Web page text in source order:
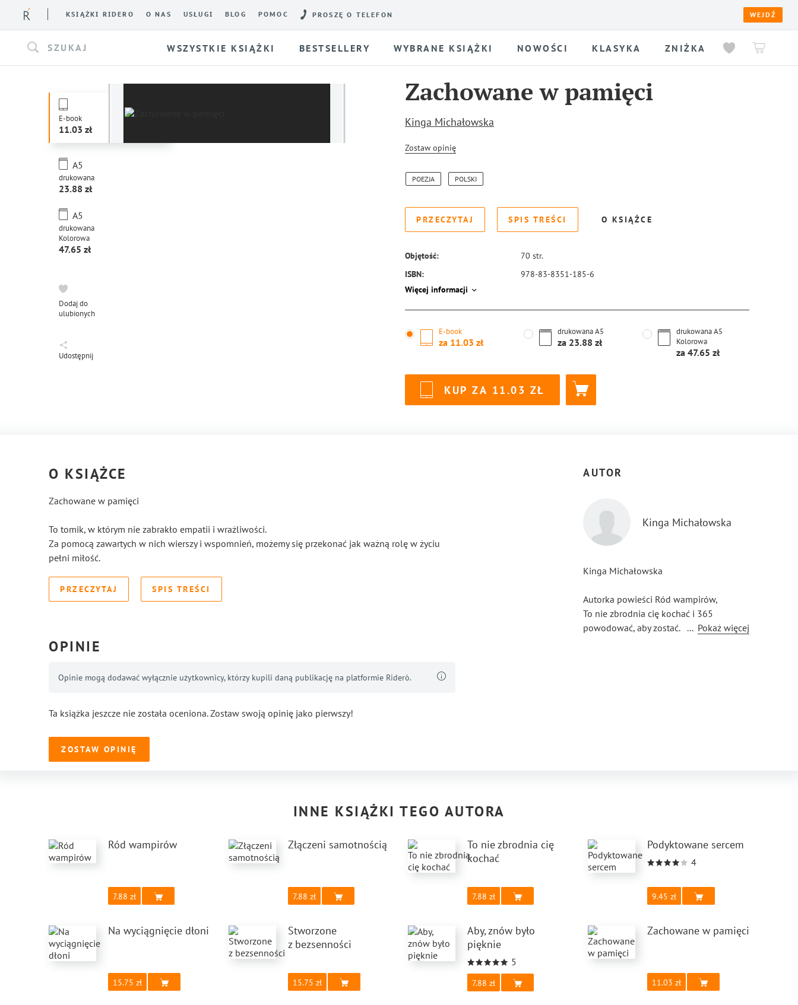
KSIĄŻKI RIDERO O NAS USŁUGI BLOG POMOC PROSZĘ O TELEFON WEJDŹ
SZUKAJ WSZYSTKIE KSIĄŻKI BESTSELLERY WYBRANE KSIĄŻKI NOWOŚCI KLASYKA ZNIŻKA
E-book
11.03
drukowana
A5
23.88
drukowana
A5
Kolorowa
47.65
Dodaj do
ulubionych
Udostępnij
Zachowane w pamięci
Kinga Michałowska
Zostaw opinię
POEZJA POLSKI
PRZECZYTAJ SPIS TREŚCI O KSIĄŻCE
Objętość: 70 str.
ISBN:
978-83-8351-185-6
Więcej informacji
E-book
za 11.03
drukowanaA5
za 23.88
drukowanaA5
Kolorowa
za 47.65
KUP ZA 11.03
O KSIĄŻCE
Zachowane w pamięci
To tomik, w którym nie zabrakło empatii i wrażliwości.
Za pomocą zawartych w nich wierszy i wspomnień, możemy się przekonać jak ważną rolę w życiu
pełni miłość.
PRZECZYTAJ SPIS TREŚCI
OPINIE
Opinie mogą dodawać wyłącznie użytkownicy, którzy kupili daną publikację na platformie Riderò.
Ta książka jeszcze nie została oceniona. Zostaw swoją opinię jako pierwszy!
ZOSTAW OPINIĘ
AUTOR
Kinga Michałowska
Kinga Michałowska
Autorka powieści Ród wampirów,
To nie zbrodnia cię kochać i 365
powodować, aby zostać. ... Pokaż więcej
INNE KSIĄŻKI TEGO AUTORA
Ród wampirów
7.88
Złączeni samotnością
7.88
To nie zbrodnia cię
kochać
7.88
Podyktowane sercem
4
9.45
Na wyciągnięcie dłoni
15.75
Stworzone
z bezsenności
15.75
Aby, znów było
pięknie
5
7.88
Zachowane w pamięci
11.03